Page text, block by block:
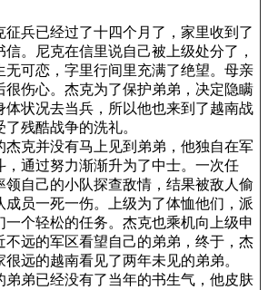
兵已经过了十四个月了，家里收到了
信。尼克在信里说自己被上级处分了，
无可恋，字里行间里充满了绝望。母亲
很伤心。杰克为了保护弟弟，决定隐瞒
体状况去当兵，所以他也来到了越南战
了残酷战争的洗礼。
克并没有马上见到弟弟，他独自在军
，通过努力渐渐升为了中士。一次任
领自己的小队探查敌情，结果被敌人偷
成员一死一伤。上级为了体恤他们，派
一个轻松的任务。杰克也乘机向上级申
不远的军区看望自己的弟弟，终于，杰
很远的越南看见了两年未见的弟弟。
弟已经没有了当年的书生气，他皮肤